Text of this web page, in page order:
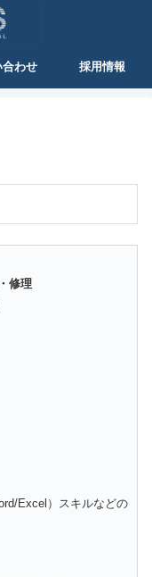
合わせ 採用情報
修理
Excel）スキルなどの